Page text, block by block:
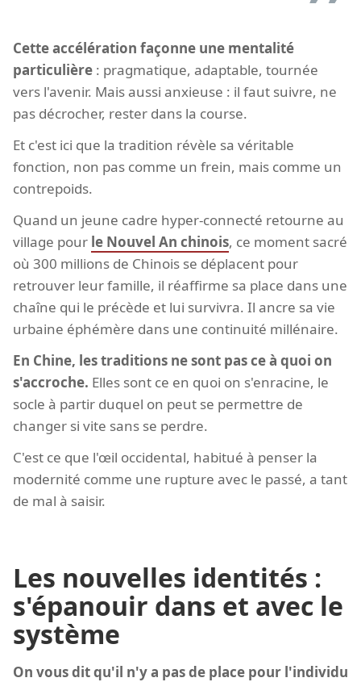
Cette accélération façonne une mentalité
particulière : pragmatique, adaptable, tournée
vers l'avenir. Mais aussi anxieuse : il faut suivre, ne
pas décrocher, rester dans la course.
Et c'est ici que la tradition révèle sa véritable
fonction, non pas comme un frein, mais comme un
contrepoids.
Quand un jeune cadre hyper-connecté retourne au
village pour le Nouvel An chinois, ce moment sacré
où 300 millions de Chinois se déplacent pour
retrouver leur famille, il réaffirme sa place dans une
chaîne qui le précède et lui survivra. Il ancre sa vie
urbaine éphémère dans une continuité millénaire.
En Chine, les traditions ne sont pas ce à quoi on
s'accroche. Elles sont ce en quoi on s'enracine, le
socle à partir duquel on peut se permettre de
changer si vite sans se perdre.
C'est ce que l'œil occidental, habitué à penser la
modernité comme une rupture avec le passé, a tant
de mal à saisir.
Les nouvelles identités :
s'épanouir dans et avec le
système
On vous dit qu'il n'y a pas de place pour l'individu